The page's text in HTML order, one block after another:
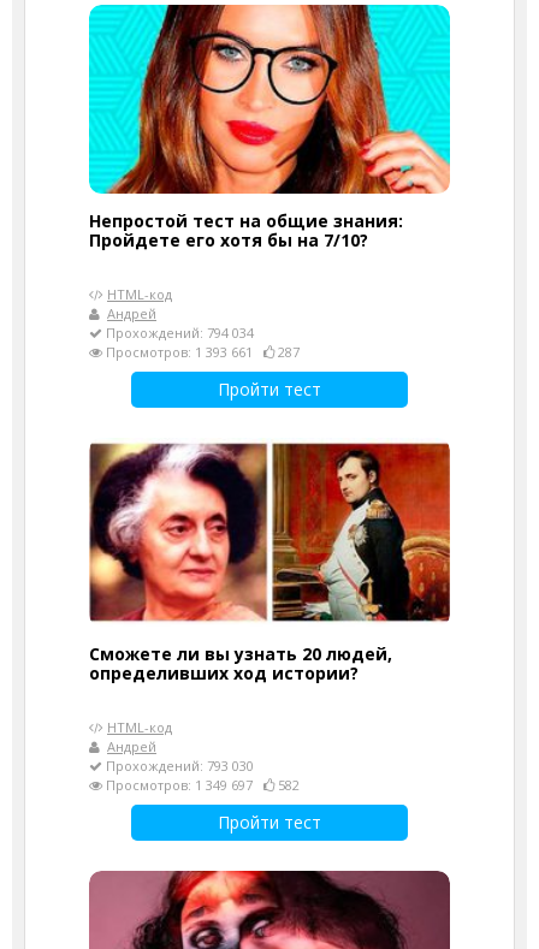
Непростой тест на общие знания:
Пройдете его хотя бы на 7/10?
HTML-код
Андрей
Прохождений: 794 034
Просмотров: 1 393 661
287
Пройти тест
Сможете ли вы узнать 20 людей,
определивших ход истории?
HTML-код
Андрей
Прохождений: 793 030
Просмотров: 1 349 697
582
Пройти тест